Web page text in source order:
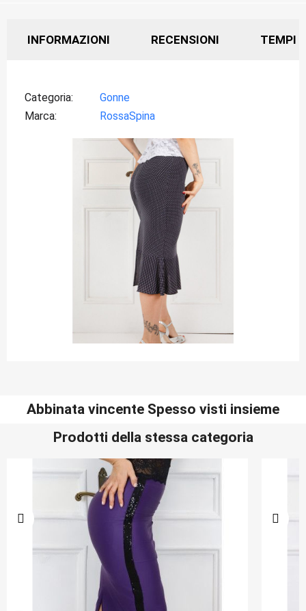
INFORMAZIONI RECENSIONI TEMPI
Categoria
Gonne
Marca
RossaSpina
Abbinata vincente Spesso visti insieme
Prodotti della stessa categoria